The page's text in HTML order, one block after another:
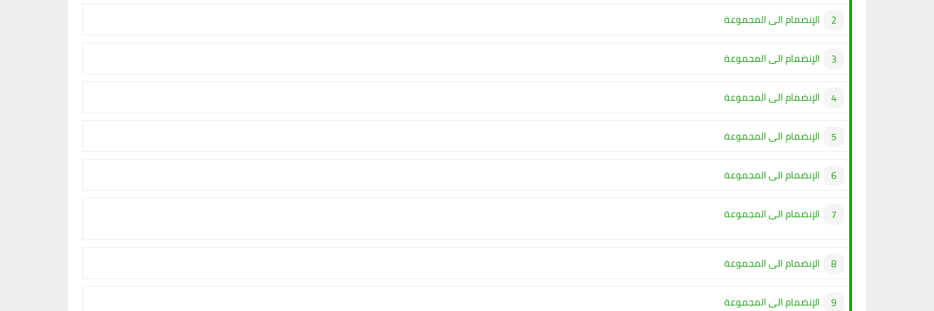
الإنضمام الى المجموعة
الإنضمام الى المجموعة
الإنضمام الى المجموعة
الإنضمام الى المجموعة
الإنضمام الى المجموعة
الإنضمام الى المجموعة
الإنضمام الى المجموعة
الإنضمام الى المجموعة